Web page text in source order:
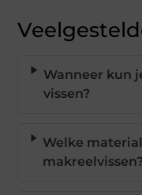
Wanneer kun
vissen?
Welke
makreelvissen?